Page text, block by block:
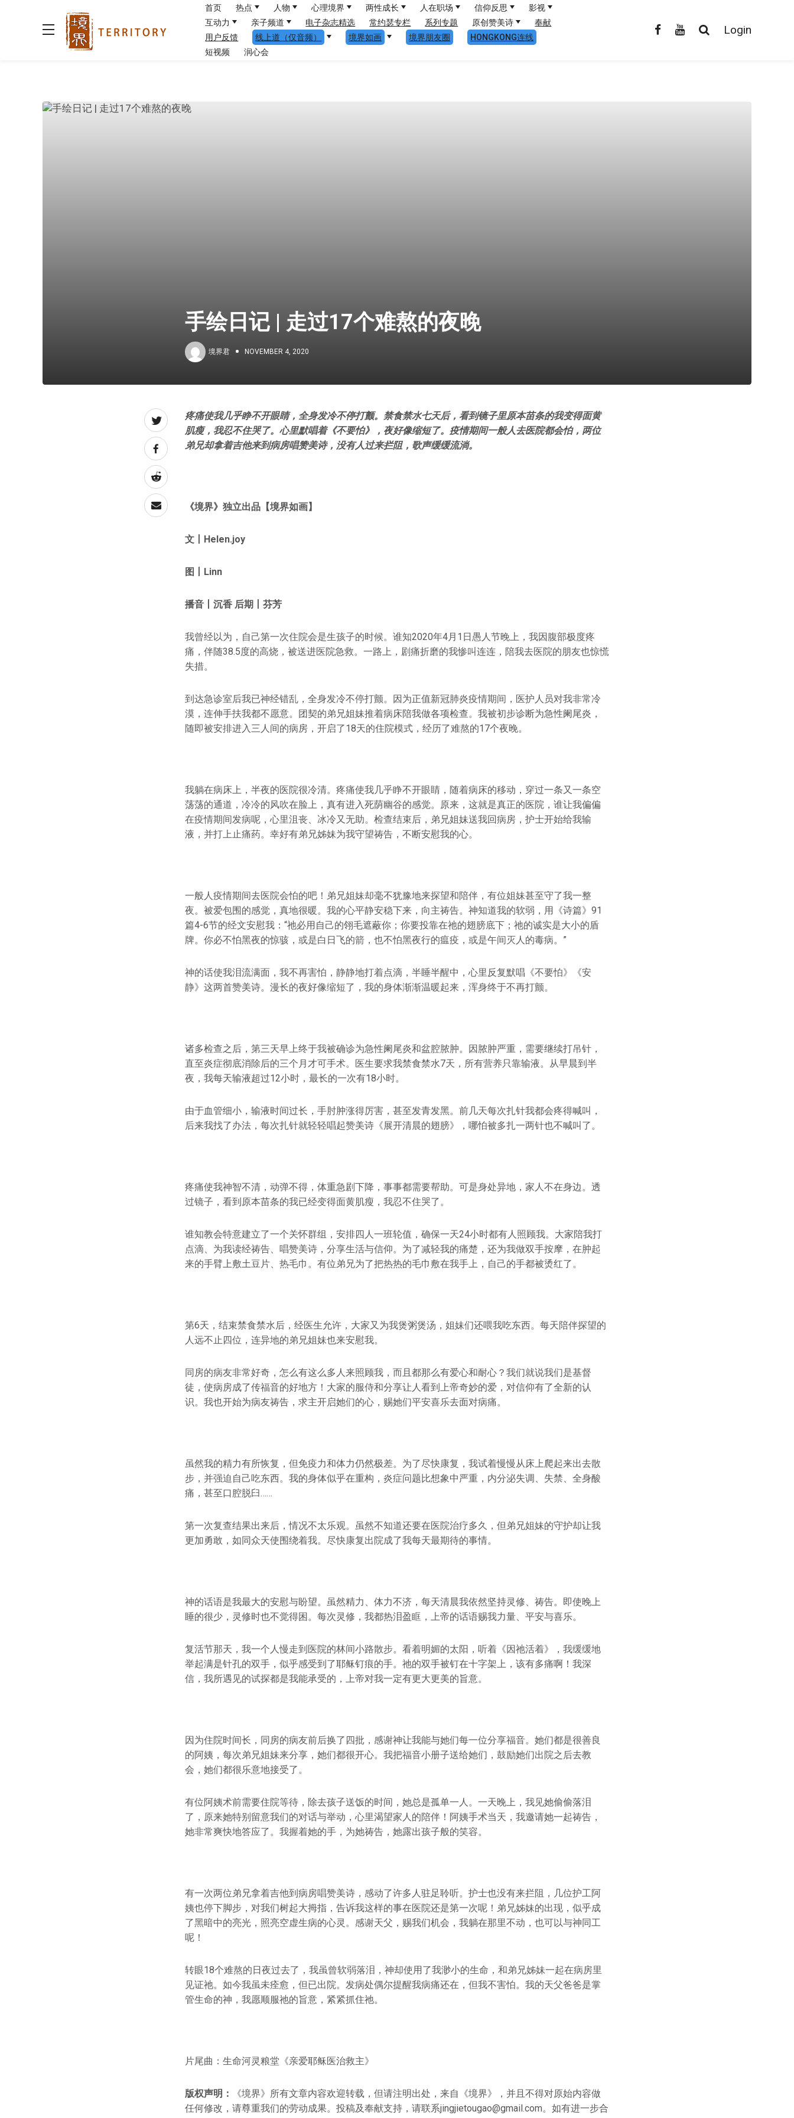
首页 热点 人物 心理境界 两性成长 人在职场 信仰反思
影视
互动力
亲子频道 电子杂志精选 常约瑟专栏 系列专题 原创赞美诗
奉献
用户反馈
线上道（仅音频） 境界如画 境界朋友圈
HONGKONG连线
短视频
润心会
Login
手绘日记 | 走过17个难熬的夜晚
境界君 NOVEMBER 4, 2020
疼痛使我几乎睁不开眼睛，全身发冷不停打颤。禁食禁水七天后，看到镜子里原本苗条的我变得面黄
肌瘦，我忍不住哭了。心里默唱着《不要怕》，夜好像缩短了。疫情期间一般人去医院都会怕，两位
弟兄却拿着吉他来到病房唱赞美诗，没有人过来拦阻，歌声缓缓流淌。
《境界》独立出品【境界如画】
文 丨Helen.joy
图 丨Linn
播音丨沉香 后期丨芬芳
我曾经以为，自己第一次住院会是生孩子的时候。谁知2020年4月1日愚人节晚上，我因腹部极度疼
痛，伴随38.5度的高烧，被送进医院急救。一路上，剧痛折磨的我惨叫连连，陪我去医院的朋友也惊慌
失措。
到达急诊室后我已神经错乱，全身发冷不停打颤。因为正值新冠肺炎疫情期间，医护人员对我非常冷
漠，连伸手扶我都不愿意。团契的弟兄姐妹推着病床陪我做各项检查。我被初步诊断为急性阑尾炎，
随即被安排进入三人间的病房，开启了18天的住院模式，经历了难熬的17个夜晚。
我躺在病床上，半夜的医院很冷清。疼痛使我几乎睁不开眼睛，随着病床的移动，穿过一条又一条空
荡荡的通道，冷冷的风吹在脸上，真有进入死荫幽谷的感觉。原来，这就是真正的医院，谁让我偏偏
在疫情期间发病呢，心里沮丧、冰冷又无助。检查结束后，弟兄姐妹送我回病房，护士开始给我输
液，并打上止痛药。幸好有弟兄姊妹为我守望祷告，不断安慰我的心。
一般人疫情期间去医院会怕的吧！弟兄姐妹却毫不犹豫地来探望和陪伴，有位姐妹甚至守了我一整
夜。被爱包围的感觉，真地很暖。我的心平静安稳下来，向主祷告。神知道我的软弱，用《诗篇》91
篇4-6节的经文安慰我：“祂必用自己的翎毛遮蔽你；你要投靠在祂的翅膀底下；祂的诚实是大小的盾
牌。你必不怕黑夜的惊骇，或是白日飞的箭，也不怕黑夜行的瘟疫，或是午间灭人的毒病。”
神的话使我泪流满面，我不再害怕，静静地打着点滴，半睡半醒中，心里反复默唱《不要怕》《安
静》这两首赞美诗。漫长的夜好像缩短了，我的身体渐渐温暖起来，浑身终于不再打颤。
诸多检查之后，第三天早上终于我被确诊为急性阑尾炎和盆腔脓肿。因脓肿严重，需要继续打吊针，
直至炎症彻底消除后的三个月才可手术。医生要求我禁食禁水7天，所有营养只靠输液。从早晨到半
夜，我每天输液超过12小时，最长的一次有18小时。
由于血管细小，输液时间过长，手肘肿涨得厉害，甚至发青发黑。前几天每次扎针我都会疼得喊叫，
后来我找了办法，每次扎针就轻轻唱起赞美诗《展开清晨的翅膀》，哪怕被多扎一两针也不喊叫了。
疼痛使我神智不清，动弹不得，体重急剧下降，事事都需要帮助。可是身处异地，家人不在身边。透
过镜子，看到原本苗条的我已经变得面黄肌瘦，我忍不住哭了。
谁知教会特意建立了一个关怀群组，安排四人一班轮值，确保一天24小时都有人照顾我。大家陪我打
点滴、为我读经祷告、唱赞美诗，分享生活与信仰。为了减轻我的痛楚，还为我做双手按摩，在肿起
来的手臂上敷土豆片、热毛巾。有位弟兄为了把热热的毛巾敷在我手上，自己的手都被烫红了。
第6天，结束禁食禁水后，经医生允许，大家又为我煲粥煲汤，姐妹们还喂我吃东西。每天陪伴探望的
人远不止四位，连异地的弟兄姐妹也来安慰我。
同房的病友非常好奇，怎么有这么多人来照顾我，而且都那么有爱心和耐心？我们就说我们是基督
徒，使病房成了传福音的好地方！大家的服侍和分享让人看到上帝奇妙的爱，对信仰有了全新的认
识。我也开始为病友祷告，求主开启她们的心，赐她们平安喜乐去面对病痛。
虽然我的精力有所恢复，但免疫力和体力仍然极差。为了尽快康复，我试着慢慢从床上爬起来出去散
步，并强迫自己吃东西。我的身体似乎在重构，炎症问题比想象中严重，内分泌失调、失禁、全身酸
痛，甚至口腔脱臼……
第一次复查结果出来后，情况不太乐观。虽然不知道还要在医院治疗多久，但弟兄姐妹的守护却让我
更加勇敢，如同众天使围绕着我。尽快康复出院成了我每天最期待的事情。
神的话语是我最大的安慰与盼望。虽然精力、体力不济，每天清晨我依然坚持灵修、祷告。即使晚上
睡的很少，灵修时也不觉得困。每次灵修，我都热泪盈眶，上帝的话语赐我力量、平安与喜乐。
复活节那天，我一个人慢走到医院的林间小路散步。看着明媚的太阳，听着《因祂活着》，我缓缓地
举起满是针孔的双手，似乎感受到了耶稣钉痕的手。祂的双手被钉在十字架上，该有多痛啊！我深
信，我所遇见的试探都是我能承受的，上帝对我一定有更大更美的旨意。
因为住院时间长，同房的病友前后换了四批，感谢神让我能与她们每一位分享福音。她们都是很善良
的阿姨，每次弟兄姐妹来分享，她们都很开心。我把福音小册子送给她们，鼓励她们出院之后去教
会，她们都很乐意地接受了。
有位阿姨术前需要住院等待，除去孩子送饭的时间，她总是孤单一人。一天晚上，我见她偷偷落泪
了，原来她特别留意我们的对话与举动，心里渴望家人的陪伴！阿姨手术当天，我邀请她一起祷告，
她非常爽快地答应了。我握着她的手，为她祷告，她露出孩子般的笑容。
有一次两位弟兄拿着吉他到病房唱赞美诗，感动了许多人驻足聆听。护士也没有来拦阻，几位护工阿
姨也停下脚步，对我们树起大拇指，告诉我这样的事在医院还是第一次呢！弟兄姊妹的出现，似乎成
了黑暗中的亮光，照亮空虚生病的心灵。感谢天父，赐我们机会，我躺在那里不动，也可以与神同工
呢！
转眼18个难熬的日夜过去了，我虽曾软弱落泪，神却使用了我渺小的生命，和弟兄姊妹一起在病房里
见证祂。如今我虽未痊愈，但已出院。发病处偶尔提醒我病痛还在，但我不害怕。我的天父爸爸是掌
管生命的神，我愿顺服祂的旨意，紧紧抓住祂。
片尾曲：生命河灵粮堂《亲爱耶稣医治救主》
版权声明：
《境界》所有文章内容欢迎转载，但请注明出处，来自《境界》，并且不得对原始内容做
任何修改，请尊重我们的劳动成果。投稿及奉献支持，请联系jingjietougao@gmail.com。如有进一步合